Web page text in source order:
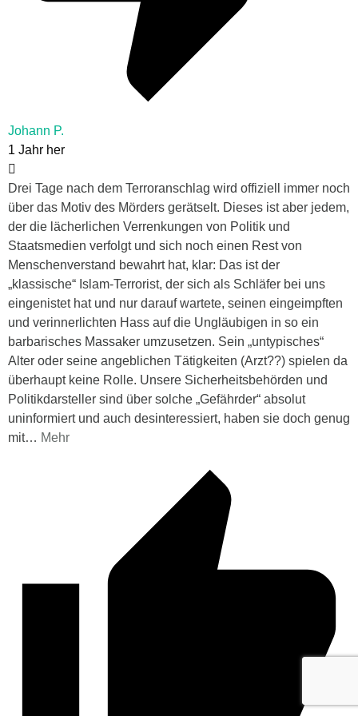
Johann P.
1 Jahr her
Drei Tage nach dem Terroranschlag wird offiziell immer noch
über das Motiv des Mörders gerätselt. Dieses ist aber jedem,
der die lächerlichen Verrenkungen von Politik und
Staatsmedien verfolgt und sich noch einen Rest von
Menschenverstand bewahrt hat, klar: Das ist der
„klassische“ Islam-Terrorist, der sich als Schläfer bei uns
eingenistet hat und nur darauf wartete, seinen eingeimpften
und verinnerlichten Hass auf die Ungläubigen in so ein
barbarisches Massaker umzusetzen. Sein „untypisches“
Alter oder seine angeblichen Tätigkeiten (Arzt??) spielen da
überhaupt keine Rolle. Unsere Sicherheitsbehörden und
Politikdarsteller sind über solche „Gefährder“ absolut
uninformiert und auch desinteressiert, haben sie doch genug
mit… Mehr